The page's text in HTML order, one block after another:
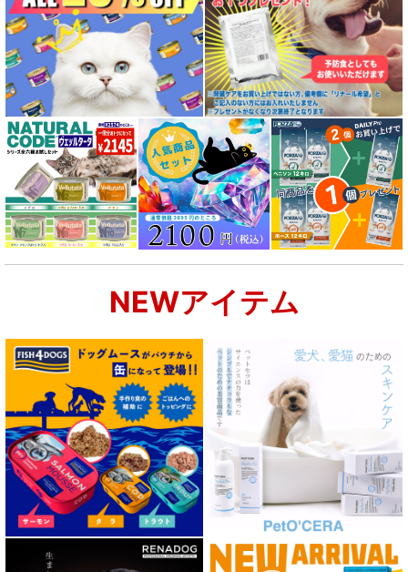
NEWアイテム